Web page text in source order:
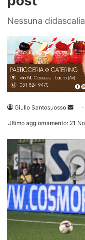
Nessuna
Giulio Santosuosso
Invia
Ultimo aggiornamento: 21